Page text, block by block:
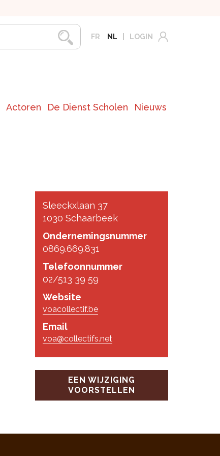
FR NL LOGIN
Actoren De Dienst Scholen Nieuws
Sleeckxlaan 37
1030 Schaarbeek
Ondernemingsnummer
0869.669.831
Telefoonnummer
02/513 39 59
Website
voacollectif.be
Email
voa@collectifs.net
EEN WIJZIGING
VOORSTELLEN